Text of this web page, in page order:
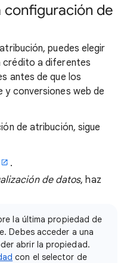
configuración de
puedes elegir
crédito a diferentes
antes de que los
y conversiones web de
de atribución, sigue
.
de datos, haz
la última propiedad de
Debes acceder a una
abrir la propiedad.
con el selector de